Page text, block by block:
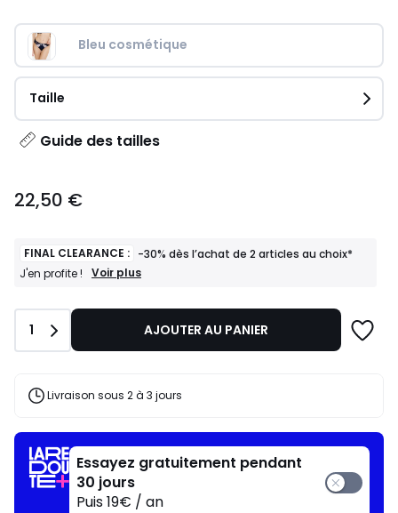
Bleu cosmétique
Taille
Guide des tailles
€.
22,50 €
FINAL CLEARANCE : -30% dès l’achat de 2 articles au choix*
J'en profite !
FINAL
articles
!
Voir plus
Quantité
1 AJOUTER AU PANIER
Livraison sous 2 à 3 jours
Essayez gratuitement pendant
30 jours
Puis 19€ / an